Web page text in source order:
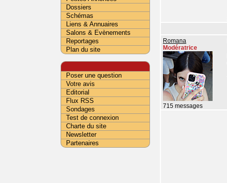
Romana
Modératrice
715 messages
Dossiers
Schémas
Liens & Annuaires
Salons & Evènements
Reportages
Plan du site
Poser une question
Votre avis
Editorial
Flux RSS
Sondages
Test de connexion
Charte du site
Newsletter
Partenaires